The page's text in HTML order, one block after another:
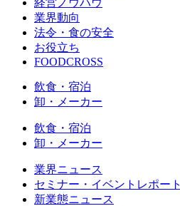
業界動向
法令・食の安全
お役立ち
FOODCROSS
飲食・宿泊
卸・メーカー
飲食・宿泊
卸・メーカー
業界ニュース
セミナー・イベントレポート
新業態ニュース